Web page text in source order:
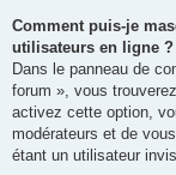
Comment puis-je
utilisateurs en ligne ?
Dans le panneau de
forum », vous
activez cette option,
modérateurs et de
étant un utilisateur